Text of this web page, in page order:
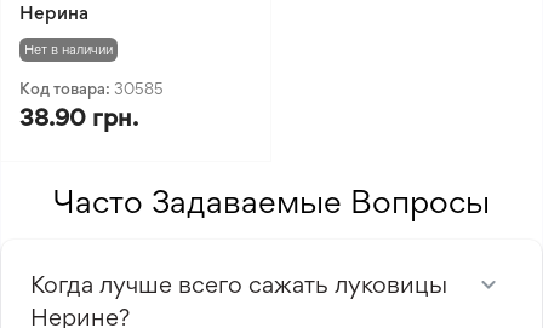
Нерина
Нет в наличии
Код товара: 30585
38.90 грн.
Часто Задаваемые Вопросы
Когда лучше всего сажать луковицы
Нерине?